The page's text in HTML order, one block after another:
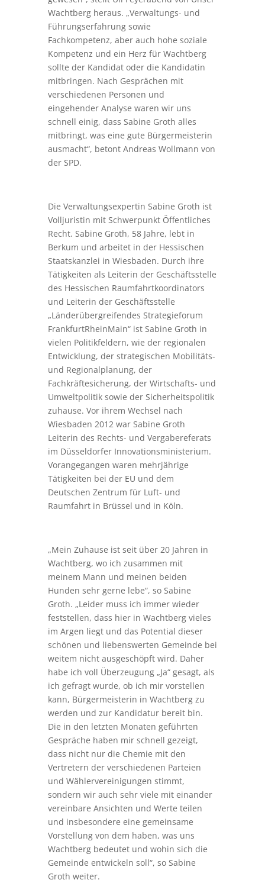
Wachtberg heraus. „Verwaltungs- und
Führungserfahrung sowie
Fachkompetenz, aber auch hohe soziale
Kompetenz und ein Herz für Wachtberg
sollte der Kandidat oder die Kandidatin
mitbringen. Nach Gesprächen mit
verschiedenen Personen und
eingehender Analyse waren wir uns
schnell einig, dass Sabine Groth alles
mitbringt, was eine gute Bürgermeisterin
ausmacht“, betont Andreas Wollmann von
der SPD.
Die Verwaltungsexpertin Sabine Groth ist
Volljuristin mit Schwerpunkt Öffentliches
Recht. Sabine Groth, 58 Jahre, lebt in
Berkum und arbeitet in der Hessischen
Staatskanzlei in Wiesbaden. Durch ihre
Tätigkeiten als Leiterin der Geschäftsstelle
des Hessischen Raumfahrtkoordinators
und Leiterin der Geschäftsstelle
„Länderübergreifendes Strategieforum
FrankfurtRheinMain“ ist Sabine Groth in
vielen Politikfeldern, wie der regionalen
Entwicklung, der strategischen Mobilitäts-
und Regionalplanung, der
Fachkräftesicherung, der Wirtschafts- und
Umweltpolitik sowie der Sicherheitspolitik
zuhause. Vor ihrem Wechsel nach
Wiesbaden 2012 war Sabine Groth
Leiterin des Rechts- und Vergabereferats
im Düsseldorfer Innovationsministerium.
Vorangegangen waren mehrjährige
Tätigkeiten bei der EU und dem
Deutschen Zentrum für Luft- und
Raumfahrt in Brüssel und in Köln.
„Mein Zuhause ist seit über 20 Jahren in
Wachtberg, wo ich zusammen mit
meinem Mann und meinen beiden
Hunden sehr gerne lebe“, so Sabine
Groth. „Leider muss ich immer wieder
feststellen, dass hier in Wachtberg vieles
im Argen liegt und das Potential dieser
schönen und liebenswerten Gemeinde bei
weitem nicht ausgeschöpft wird. Daher
habe ich voll Überzeugung „Ja“ gesagt, als
ich gefragt wurde, ob ich mir vorstellen
kann, Bürgermeisterin in Wachtberg zu
werden und zur Kandidatur bereit bin.
Die in den letzten Monaten geführten
Gespräche haben mir schnell gezeigt,
dass nicht nur die Chemie mit den
Vertretern der verschiedenen Parteien
und Wählervereinigungen stimmt,
sondern wir auch sehr viele mit einander
vereinbare Ansichten und Werte teilen
und insbesondere eine gemeinsame
Vorstellung von dem haben, was uns
Wachtberg bedeutet und wohin sich die
Gemeinde entwickeln soll“, so Sabine
Groth weiter.